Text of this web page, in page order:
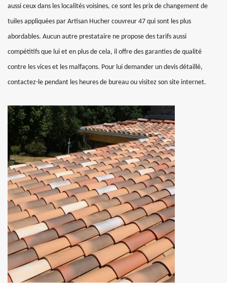
aussi ceux dans les localités voisines, ce sont les prix de changement de
tuiles appliquées par Artisan Hucher couvreur 47 qui sont les plus
abordables. Aucun autre prestataire ne propose des tarifs aussi
compétitifs que lui et en plus de cela, il offre des garanties de qualité
contre les vices et les malfaçons. Pour lui demander un devis détaillé,
contactez-le pendant les heures de bureau ou visitez son site internet.